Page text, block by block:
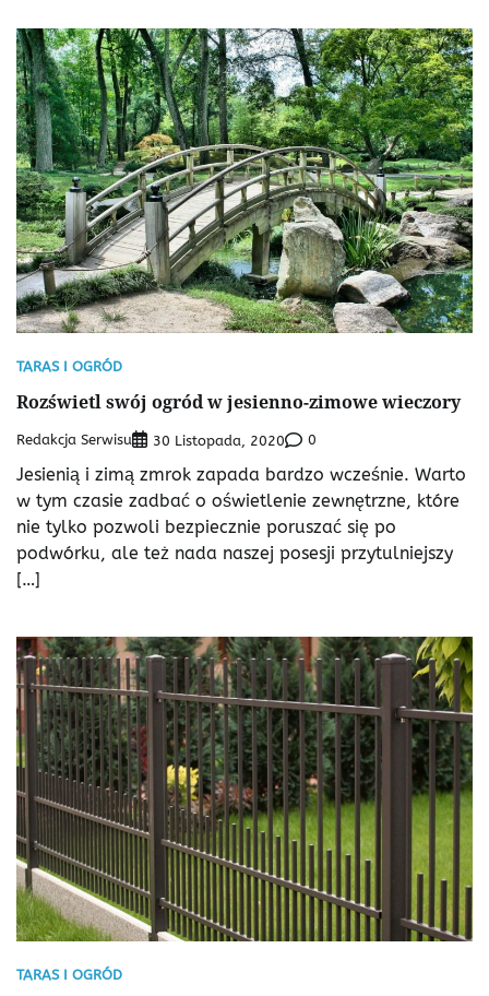
TARAS I OGRÓD
Rozświetl swój ogród w jesienno-zimowe wieczory
Redakcja Serwisu 30 Listopada, 2020 0
Jesienią i zimą zmrok zapada bardzo wcześnie. Warto
w tym czasie zadbać o oświetlenie zewnętrzne, które
nie tylko pozwoli bezpiecznie poruszać się po
podwórku, ale też nada naszej posesji przytulniejszy
[…]
TARAS I OGRÓD